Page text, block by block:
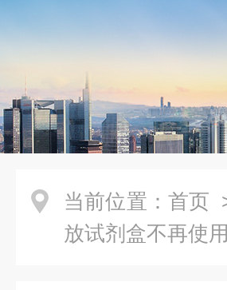
当前位置： 首页
放试剂盒不再使